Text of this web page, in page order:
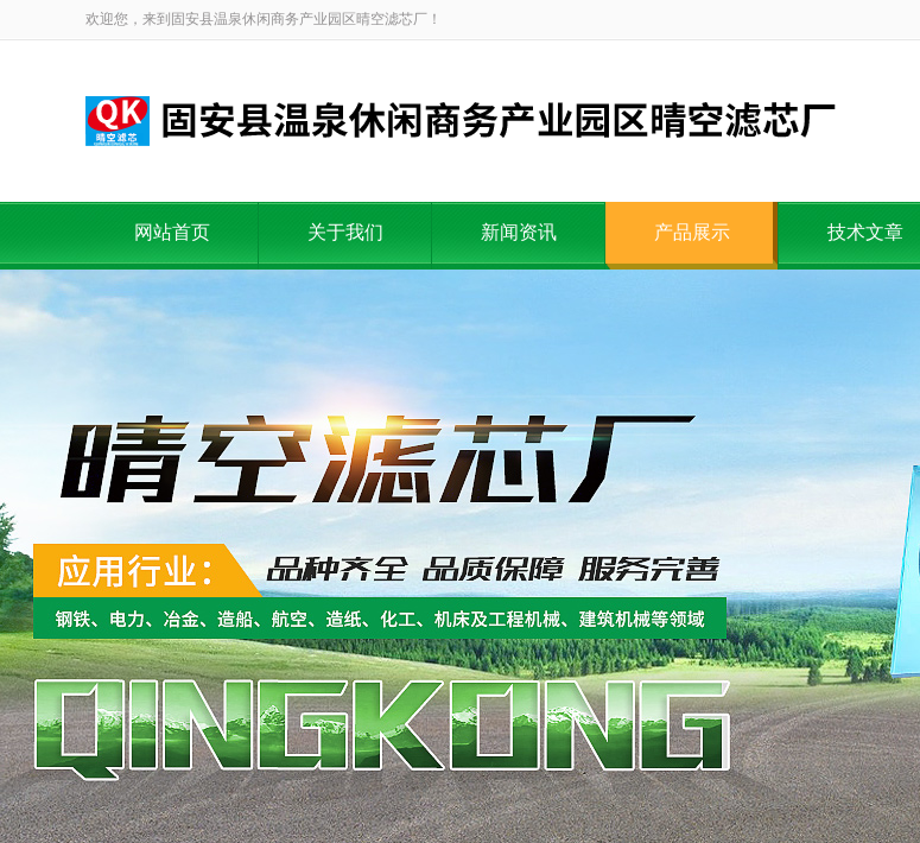
欢迎您，来到固安县温泉休闲商务产业园区晴空滤芯厂！
网站首页 关于我们 新闻资讯 产品展示 技术文章